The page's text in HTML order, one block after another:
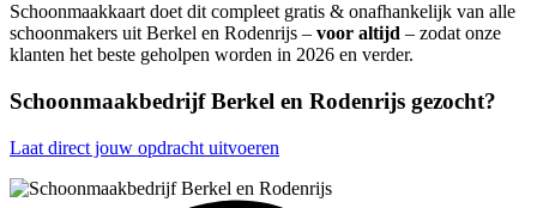
Schoonmaakkaart doet dit compleet gratis & onafhankelijk van alle
schoonmakers uit Berkel en Rodenrijs – voor altijd – zodat onze
klanten het beste geholpen worden in 2026 en verder.
Schoonmaakbedrijf Berkel en Rodenrijs gezocht?
Laat direct jouw opdracht uitvoeren